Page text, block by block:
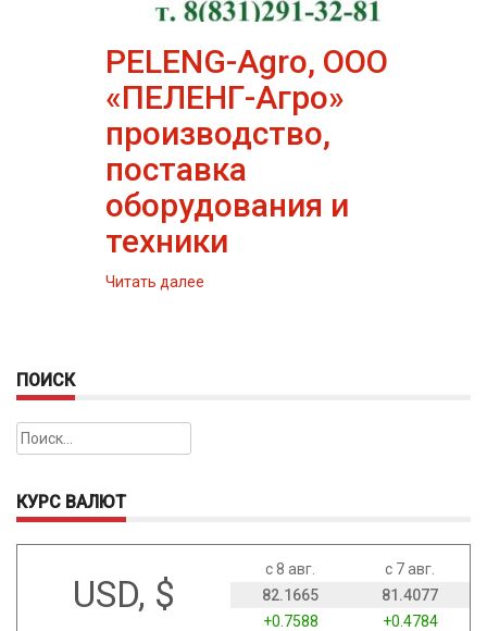
PELENG-Agro, ООО
«ПЕЛЕНГ-Агро»
производство,
поставка
оборудования и
техники
Читать далее
ПОИСК
Найти:
КУРС ВАЛЮТ
USD, $
с 8 авг.
с 7 авг.
82.1665
81.4077
+0.7588
+0.4784